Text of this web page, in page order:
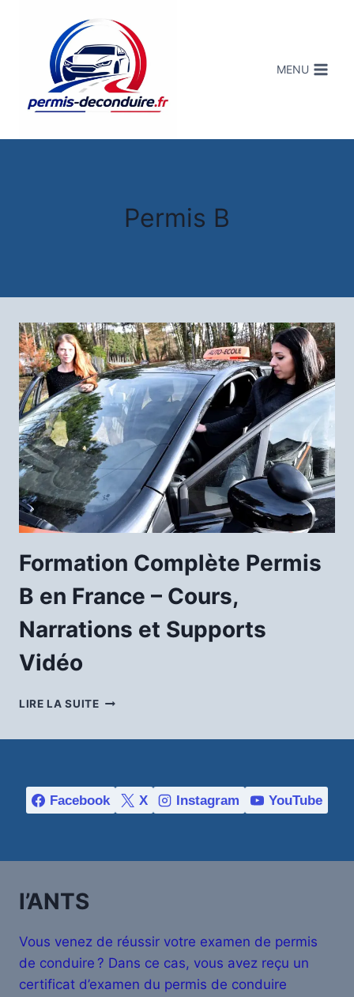
MENU
Permis B
Formation Complète Permis
B en France – Cours,
Narrations et Supports
Vidéo
LIRE LA SUITE
Facebook X Instagram YouTube
l’ANTS
Vous venez de réussir votre examen de permis
de conduire ? Dans ce cas, vous avez reçu un
certificat d’examen du permis de conduire